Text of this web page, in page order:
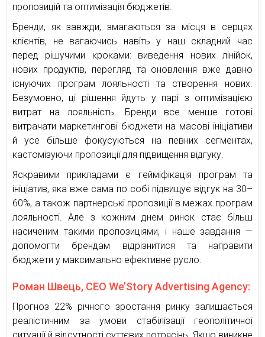
пропозицій та оптимізація бюджетів.
Бренди, як завжди, змагаються за місця в серцях
клієнтів, не вагаючись навіть у наш складний час
перед рішучими кроками: виведення нових лінійок,
нових продуктів, перегляд та оновлення вже давно
існуючих програм лояльності та створення нових.
Безумовно, ці рішення йдуть у парі з оптимізацією
витрат на лояльність. Бренди все менше готові
витрачати маркетингові бюджети на масові ініціативи
й усе більше фокусуються на певних сегментах,
кастомізуючи пропозиції для підвищення відгуку.
Яскравими прикладами є гейміфікація програм та
ініціатив, яка вже сама по собі підвищує відгук на 30–
60%, а також партнерські пропозиції в межах програм
лояльності. Але з кожним днем ринок стає більш
насиченим такими пропозиціями, і наше завдання —
допомогти брендам відрізнитися та направити
бюджети у максимально ефективне русло.
Роман Швець, CEO We’Story Advertising Agency:
Прогноз 22% річного зростання ринку залишається
реалістичним за умови стабілізації геополітичної
ситуації й відсутності суттєвих потрясінь. Якщо виникне